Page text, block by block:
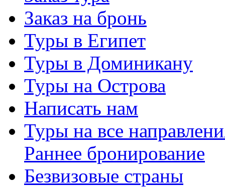
Заказ на бронь
Туры в Египет
Туры в Доминикану
Туры на Острова
Написать нам
Туры на все
Раннее бронирование
Безвизовые страны